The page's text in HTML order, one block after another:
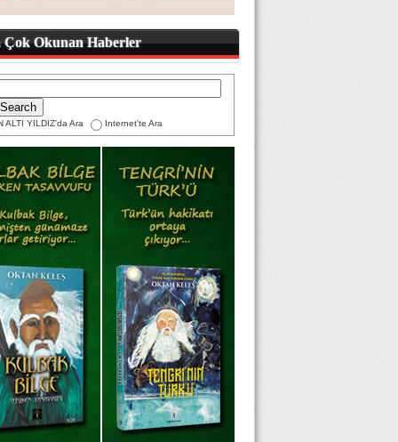
Çok Okunan Haberler
ALTI YILDIZ'da Ara Internet'te Ara